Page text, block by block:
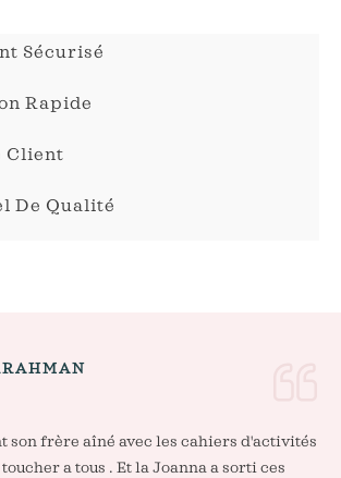
Sécurisé
Rapide
Client
De Qualité
son frère aîné avec les cahiers d'activités
a tous . Et la Joanna a sorti ces